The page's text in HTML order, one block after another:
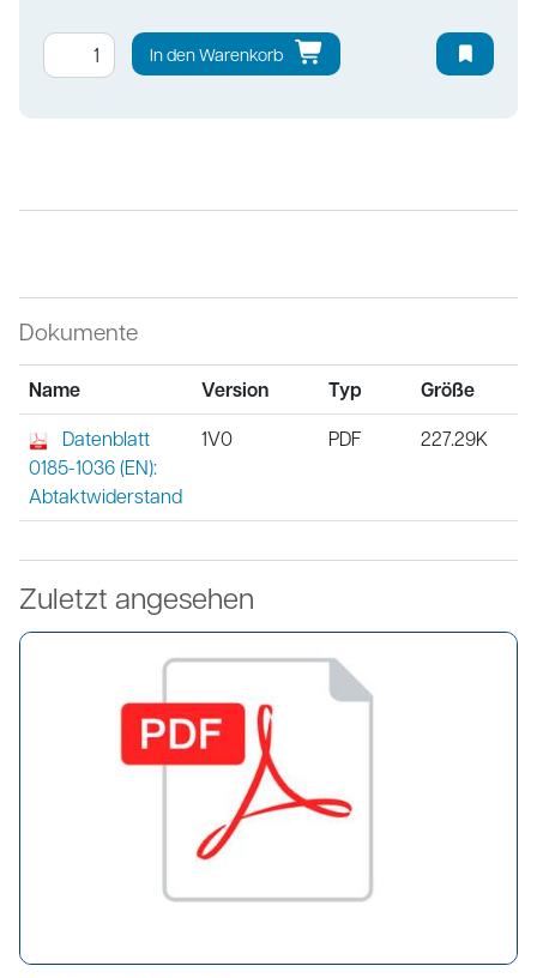
In den Warenkorb
Dokumente
Name Version Typ Größe
Datenblatt
0185-1036 (EN):
Abtaktwiderstand
1V0 PDF 227.29K
Zuletzt angesehen